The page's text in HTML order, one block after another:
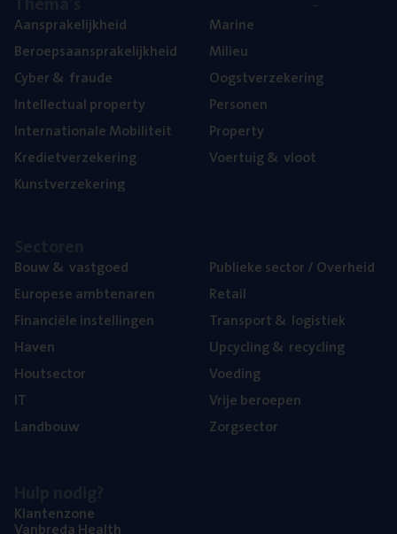
Aan­spra­ke­lijk­heid
Beroeps­aan­spra­ke­lijk­heid
Cyber& fraude
Intel­lec­tu­al property
Inter­na­ti­o­na­le Mobiliteit
Kre­diet­ver­ze­ke­ring
Kunst­ver­ze­ke­ring
Mari­ne
Mili­eu
Oogst­ver­ze­ke­ring
Per­so­nen
Pro­per­ty
Voer­tuig& vloot
Bouw& vastgoed
Euro­pe­se ambtenaren
Finan­ci­ë­le instellingen
Haven
Hout­sec­tor
IT
Land­bouw
Publie­ke sec­tor / Overheid
Retail
Trans­port& logistiek
Upcy­cling& recycling
Voe­ding
Vrije beroe­pen
Zorg­sec­tor
Klan­ten­zo­ne
Van­b­re­da Health